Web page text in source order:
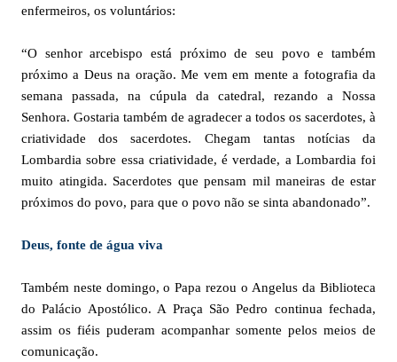
enfermeiros, os voluntários:
“O senhor arcebispo está próximo de seu povo e também
próximo a Deus na oração. Me vem em mente a fotografia da
semana passada, na cúpula da catedral, rezando a Nossa
Senhora. Gostaria também de agradecer a todos os sacerdotes, à
criatividade dos sacerdotes. Chegam tantas notícias da
Lombardia sobre essa criatividade, é verdade, a Lombardia foi
muito atingida. Sacerdotes que pensam mil maneiras de estar
próximos do povo, para que o povo não se sinta abandonado”.
Deus, fonte de água viva
Também neste domingo, o Papa rezou o Angelus da Biblioteca
do Palácio Apostólico. A Praça São Pedro continua fechada,
assim os fiéis puderam acompanhar somente pelos meios de
comunicação.